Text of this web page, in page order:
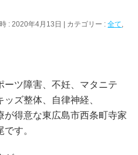
: 2020年4月13日 カテゴリー :全て
ーツ障害、不妊、マタニテ
ズ整体、自律神経、
が得意な東広島市西条町寺家
す。